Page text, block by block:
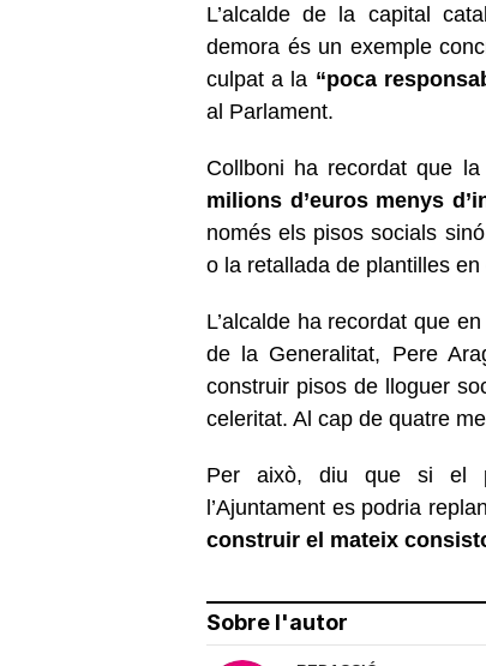
L’alcalde de la capital
demora és un exemple
culpat a la “poca
al Parlament.
Collboni ha recordat que la
milions d’euros menys
només els pisos socials
o la retallada de plantilles
L’alcalde ha recordat que
de la Generalitat, Pere
construir pisos de lloguer
celeritat. Al cap de quatre
Per això, diu que si el
l’Ajuntament es podria
construir el mateix
Sobre l'autor